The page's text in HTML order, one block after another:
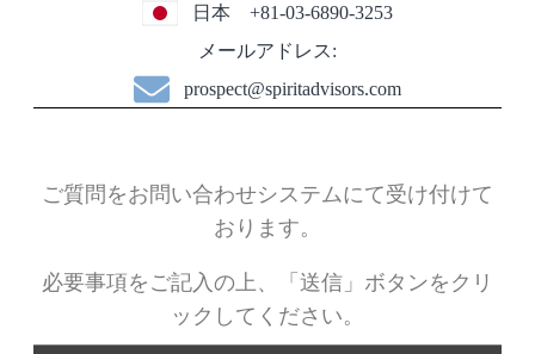
日本 +81-03-6890-3253
メールアドレス:
prospect@spiritadvisors.com
ご質問をお問い合わせシステムにて受け付けて
おります。
必要事項をご記入の上、「送信」ボタンをクリ
ックしてください。